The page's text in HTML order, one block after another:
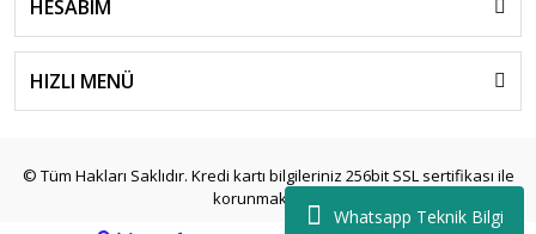
Whatsapp Teknik Bilgi
HESABIM
HIZLI MENÜ
© Tüm Hakları Saklıdır. Kredi kartı bilgileriniz 256bit SSL sertifikası ile
korunmaktadır.